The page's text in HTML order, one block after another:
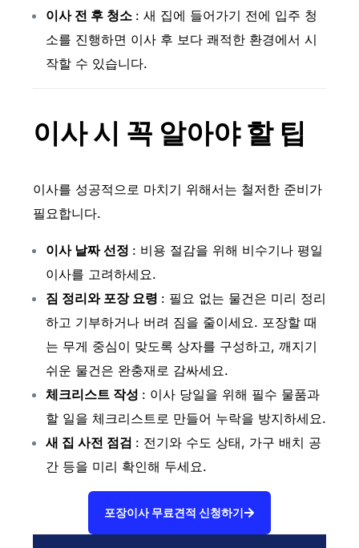
이사 전 후 청소 : 새 집에 들어가기 전에 입주 청
소를 진행하면 이사 후 보다 쾌적한 환경에서 시
작할 수 있습니다.
이사 시 꼭 알아야 할 팁
이사를 성공적으로 마치기 위해서는 철저한 준비가
필요합니다.
이사 날짜 선정 : 비용 절감을 위해 비수기나 평일
이사를 고려하세요.
짐 정리와 포장 요령 : 필요 없는 물건은 미리 정리
하고 기부하거나 버려 짐을 줄이세요. 포장할 때
는 무게 중심이 맞도록 상자를 구성하고, 깨지기
쉬운 물건은 완충재로 감싸세요.
체크리스트 작성 : 이사 당일을 위해 필수 물품과
할 일을 체크리스트로 만들어 누락을 방지하세요.
새 집 사전 점검 : 전기와 수도 상태, 가구 배치 공
간 등을 미리 확인해 두세요.
포장이사 무료견적 신청하기